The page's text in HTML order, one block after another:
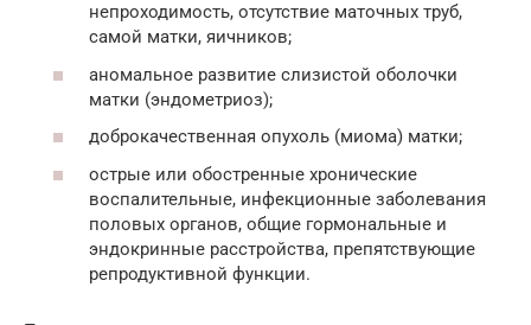
непроходимость, отсутствие маточных труб,
самой матки, яичников;
аномальное развитие слизистой оболочки
матки (эндометриоз);
доброкачественная опухоль (миома) матки;
острые или обостренные хронические
воспалительные, инфекционные заболевания
половых органов, общие гормональные и
эндокринные расстройства, препятствующие
репродуктивной функции.